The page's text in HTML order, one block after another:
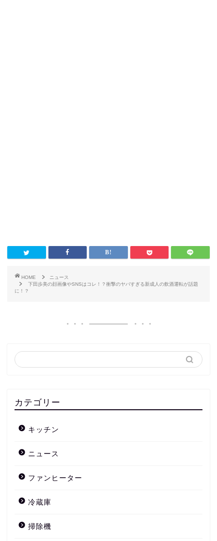
HOME
ニュース
下田歩美の顔画像やSNSはコレ！？衝撃のヤバすぎる新成人の飲酒運転が話題
に！？
カテゴリー
キッチン
ニュース
ファンヒーター
冷蔵庫
掃除機